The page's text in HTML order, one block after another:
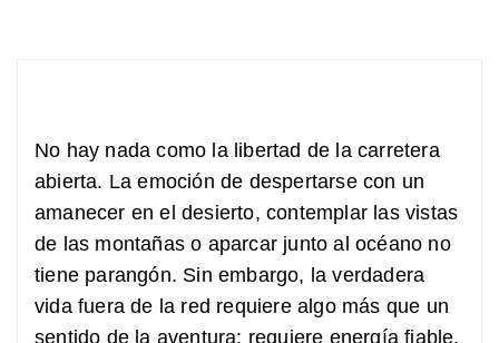
No hay nada como la libertad de la carretera
abierta. La emoción de despertarse con un
amanecer en el desierto, contemplar las vistas
de las montañas o aparcar junto al océano no
tiene parangón. Sin embargo, la verdadera
vida fuera de la red requiere algo más que un
sentido de la aventura: requiere energía fiable.